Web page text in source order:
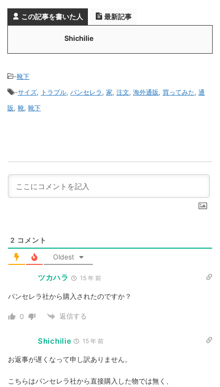
この記事を書いた人 最新記事
Shichilie
-靴下
-サイズ, トラブル, パンセレラ, 家, 注文, 海外通販, 買ってみた, 通
販, 靴, 靴下
2 コメント
Oldest
ツカハラ 15 年 前
パンセレラ社から購入されたのですか？
0 返信する
Shichilie 15 年 前
お返事が遅くなって申し訳ありません。
こちらはパンセレラ社から直接購入した物では無く、